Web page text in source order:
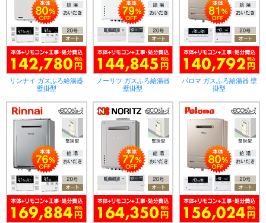
リンナイ ガスふろ給湯器
壁掛型
ノーリツ ガスふろ給湯器
壁掛型
パロマ ガスふろ給湯器 壁
掛型